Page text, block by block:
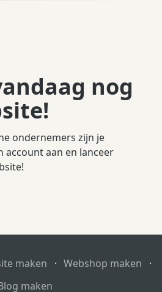
nog
ondernemers zijn je
account aan en lanceer
maken · Webshop maken
·
maken